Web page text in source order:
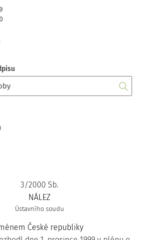
3/2000 Sb.
NÁLEZ
Ústavního soudu
České republiky